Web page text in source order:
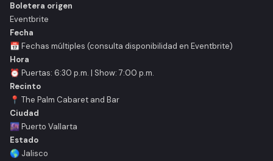
Boletera origen
Eventbrite
Fecha
📅 Fechas múltiples (consulta disponibilidad en Eventbrite)
Hora
⏰ Puertas: 6:30 p.m. | Show: 7:00 p.m.
Recinto
📍 The Palm Cabaret and Bar
Ciudad
🌆 Puerto Vallarta
Estado
🌎 Jalisco